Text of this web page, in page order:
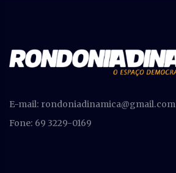
E-mail: rondoniadinamica@gmail.com
Fone: 69 3229-0169